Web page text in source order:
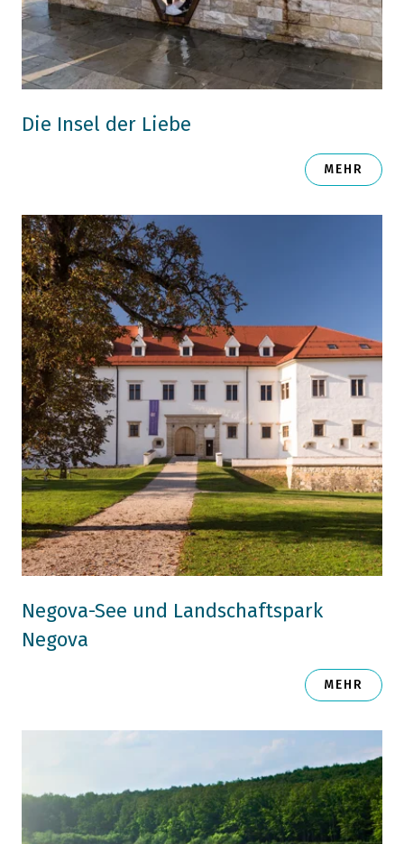
Die Insel der Liebe
MEHR
Negova-See und Landschaftspark
Negova
MEHR